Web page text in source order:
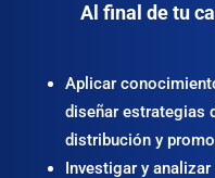
Al final de tu
Aplicar
diseñar estrategias
distribución y
Investigar y